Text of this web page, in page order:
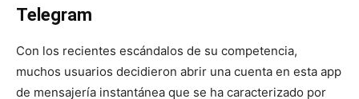
Telegram
Con los recientes escándalos de su competencia,
muchos usuarios decidieron abrir una cuenta en esta app
de mensajería instantánea que se ha caracterizado por